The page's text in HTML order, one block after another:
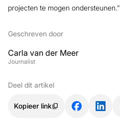
projecten te mogen ondersteunen.”
Geschreven door
Carla van der Meer
Journalist
Deel dit artikel
Kopieer link